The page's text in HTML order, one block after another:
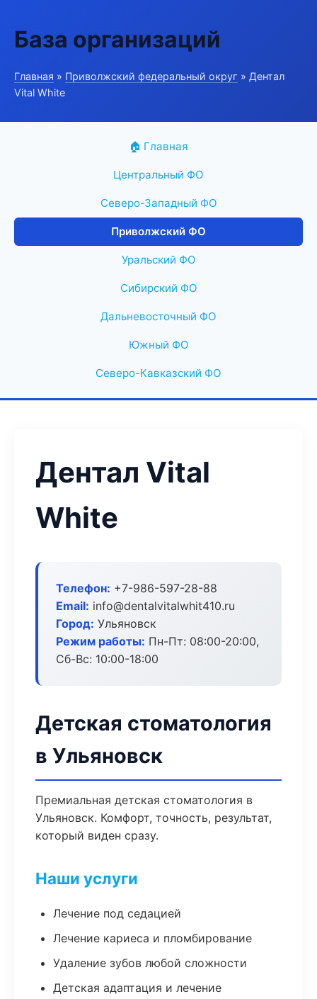
База организаций
Главная » Приволжский федеральный округ » Дентал
Vital White
🏠 Главная
Центральный ФО
Северо-Западный ФО
Приволжский ФО
Уральский ФО
Сибирский ФО
Дальневосточный ФО
Южный ФО
Северо-Кавказский ФО
Дентал Vital
White
Телефон: +7-986-597-28-88
Email: info@dentalvitalwhit410.ru
Город: Ульяновск
Режим работы: Пн-Пт: 08:00-20:00,
Сб-Вс: 10:00-18:00
Детская стоматология
в Ульяновск
Премиальная детская стоматология в
Ульяновск. Комфорт, точность, результат,
который виден сразу.
Наши услуги
Лечение под седацией
Лечение кариеса и пломбирование
Удаление зубов любой сложности
Детская адаптация и лечение